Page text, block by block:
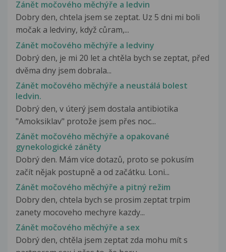
Zánět močového měchýře a ledvin
Dobry den, chtela jsem se zeptat. Uz 5 dni mi boli
močak a ledviny, když cůram,...
Zánět močového měchýře a ledviny
Dobrý den, je mi 20 let a chtěla bych se zeptat, před
dvěma dny jsem dobrala...
Zánět močového měchýře a neustálá bolest
ledvin.
Dobrý den, v úterý jsem dostala antibiotika
"Amoksiklav" protože jsem přes noc...
Zánět močového měchýře a opakované
gynekologické záněty
Dobrý den. Mám více dotazů, proto se pokusím
začít nějak postupně a od začátku. Loni...
Zánět močového měchýře a pitný režim
Dobry den, chtela bych se prosim zeptat trpim
zanety mocoveho mechyre kazdy...
Zánět močového měchýře a sex
Dobrý den, chtěla jsem zeptat zda mohu mít s